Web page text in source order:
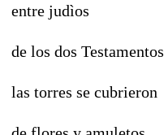
entre judìos
de los dos Testamentos
las torres se cubrieron